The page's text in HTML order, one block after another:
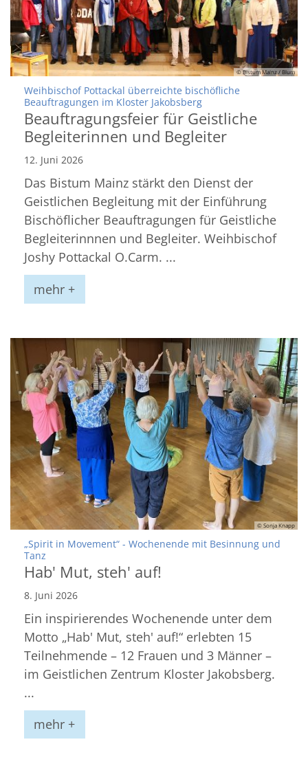
© Bistum Mainz / Blum
Weihbischof Pottackal überreichte bischöfliche
Beauftragungen im Kloster Jakobsberg:
Beauftragungsfeier für Geistliche
Begleiterinnen und Begleiter
12. Juni 2026
Das Bistum Mainz stärkt den Dienst der
Geistlichen Begleitung mit der Einführung
Bischöflicher Beauftragungen für Geistliche
Begleiterinnnen und Begleiter. Weihbischof
Joshy Pottackal O.Carm. ...
mehr +
© Sonja Knapp
„Spirit in Movement“ - Wochenende mit Besinnung und
Tanz
Hab' Mut, steh' auf!
8. Juni 2026
Ein inspirierendes Wochenende unter dem
Motto „Hab' Mut, steh' auf!“ erlebten 15
Teilnehmende – 12 Frauen und 3 Männer –
im Geistlichen Zentrum Kloster Jakobsberg.
...
mehr +